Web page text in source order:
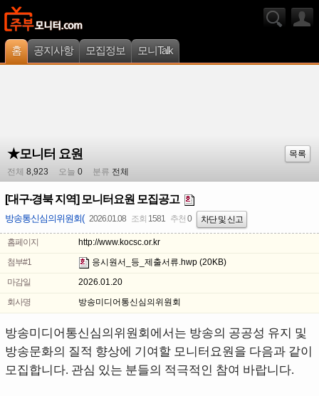
홈 공지사항 모집정보 모니Talk
★모니터 요원
목록
전체 8,923 오늘 0 분류 전체
[대구‧경북 지역] 모니터요원 모집공고
방송통신심의위원회( 2026.01.08 조회 1581 추천 0 차단 및 신고
홈페이지
http://www.kocsc.or.kr
첨부#1
응시원서_등_제출서류.hwp (20KB)
마감일
2026.01.20
회사명
방송미디어통신심의위원회
방송미디어통신심의위원회에서는 방송의 공공성 유지 및
방송문화의 질적 향상에 기여할 모니터요원을 다음과 같이
모집합니다. 관심 있는 분들의 적극적인 참여 바랍니다.